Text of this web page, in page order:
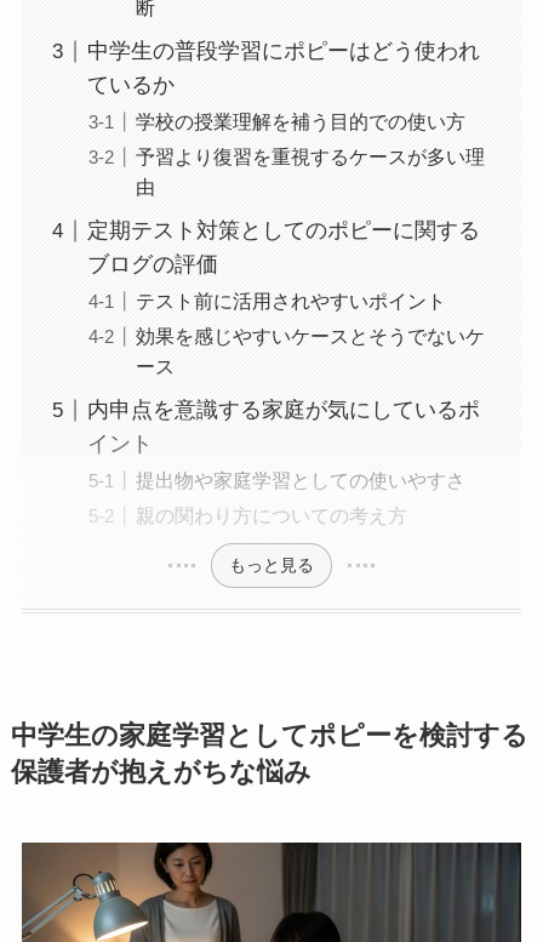
断
中学生の普段学習にポピーはどう使われ
ているか
学校の授業理解を補う目的での使い方
予習より復習を重視するケースが多い理
由
定期テスト対策としてのポピーに関する
ブログの評価
テスト前に活用されやすいポイント
効果を感じやすいケースとそうでないケ
ース
内申点を意識する家庭が気にしているポ
イント
提出物や家庭学習としての使いやすさ
親の関わり方についての考え方
もっと見る
中学生の家庭学習としてポピーを検討する
保護者が抱えがちな悩み